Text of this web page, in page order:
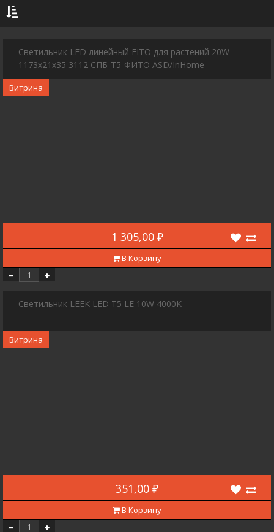
Светильники
Светильники LED управляемые
Сбросить
Светильник LED линейный FITO для растений 20W
1173x21x35 3112 СПБ-Т5-ФИТО ASD/InHome
Витрина
1 305,00 ₽
В Корзину
Светильник LEEK LED T5 LE 10W 4000K
Витрина
351,00 ₽
В Корзину